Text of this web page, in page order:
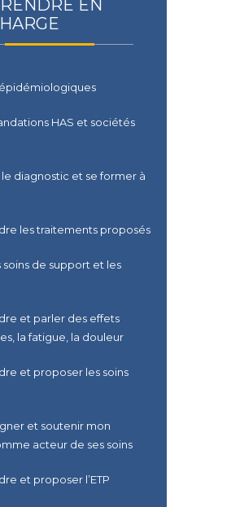
EN
HAS et sociétés
diagnostic et se former à
les traitements proposés
soins de support et les
et parler des effets
la fatigue, la douleur
et proposer les soins
et soutenir mon
acteur de ses soins
et proposer l’ETP